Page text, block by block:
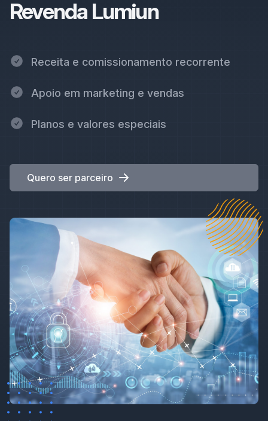
Revenda Lumiun
Receita e comissionamento recorrente
Apoio em marketing e vendas
Planos e valores especiais
Quero ser parceiro